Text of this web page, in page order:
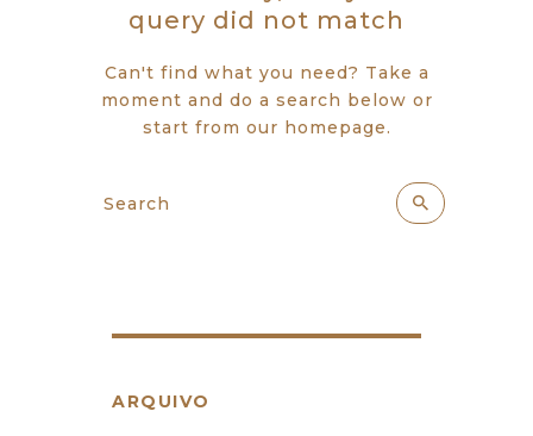
query did not match
Can't find what you need? Take a
moment and do a search below or
start from our homepage.
ARQUIVO